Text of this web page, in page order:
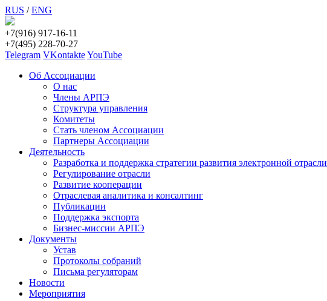
RUS /ENG
+7(916) 917-16-11
+7(495) 228-70-27
Telegram VKontakteYouTube
Об Ассоциации
О нас
Члены АРПЭ
Структура управления
Комитеты
Стать членом Ассоциации
Партнеры Ассоциации
Деятельность
Разработка и поддержка стратегии развития электронной отрасли
Регулирование отрасли
Развитие кооперации
Отраслевая аналитика и консалтинг
Публикации
Поддержка экспорта
Бизнес-миссии АРПЭ
Документы
Устав
Протоколы собраний
Письма регуляторам
Новости
Мероприятия